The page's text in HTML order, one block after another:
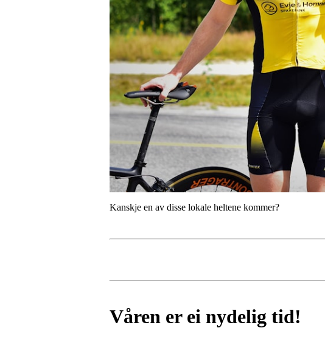
Kanskje en av disse lokale heltene kommer?
Våren er ei nydelig tid!